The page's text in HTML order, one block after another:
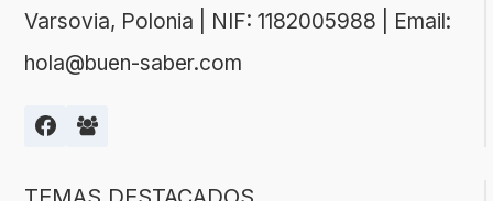
Varsovia, Polonia | NIF: 1182005988 | Email:
hola@buen-saber.com